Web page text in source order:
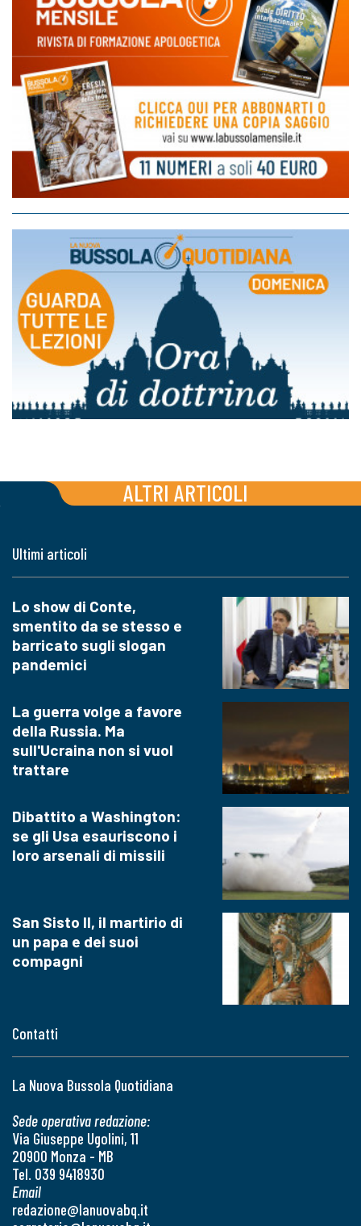
ALTRI ARTICOLI
Contatti
La Nuova Bussola Quotidiana
Sede operativa redazione:
Via Giuseppe Ugolini, 11
20900 Monza - MB
Tel. 039 9418930
Email
redazione@lanuovabq.it
Ultimi articoli
Lo show di Conte,
smentito da se stesso e
barricato sugli slogan
pandemici
La guerra volge a favore
della Russia. Ma
sull'Ucraina non si vuol
trattare
Dibattito a Washington:
se gli Usa esauriscono i
loro arsenali di missili
San Sisto II, il martirio di
un papa e dei suoi
compagni